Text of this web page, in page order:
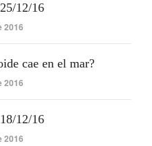
12/16
2016
cae en el mar?
2016
12/16
2016